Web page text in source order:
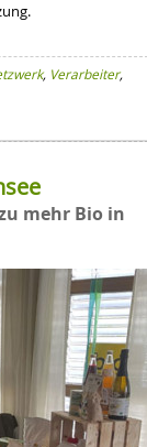
, Verarbeiter,
mehr Bio in